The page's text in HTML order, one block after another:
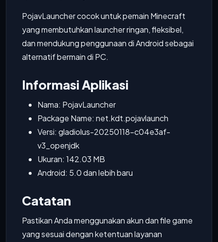
PojavLauncher cocok untuk pemain Minecraft
yang membutuhkan launcher ringan, fleksibel,
dan mendukung penggunaan di Android sebagai
alternatif bermain di PC.
Informasi Aplikasi
Nama: PojavLauncher
Package Name: net.kdt.pojavlaunch
Versi: gladiolus-20250118-c04e3af-
v3_openjdk
Ukuran: 142.03 MB
Android: 5.0 dan lebih baru
Catatan
Pastikan Anda menggunakan akun dan file game
yang sesuai dengan ketentuan layanan